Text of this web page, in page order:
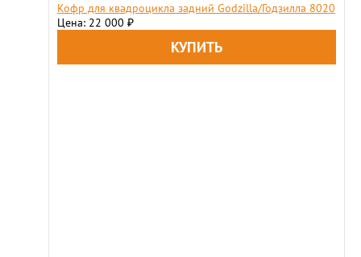
Кофр для квадроцикла задний Godzilla/Годзилла 8020
Цена: 22 000 ₽